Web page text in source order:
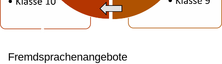
Fremdsprachenangebote